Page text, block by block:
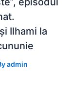
Ilhami la
admin